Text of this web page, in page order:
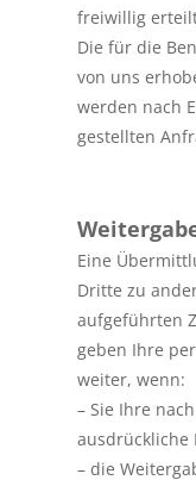
freiwillig
Die für die
von uns
werden nach
gestellten
Eine
Dritte zu
aufgeführten
geben Ihre
weiter, wenn:
– Sie Ihre
ausdrückliche
– die